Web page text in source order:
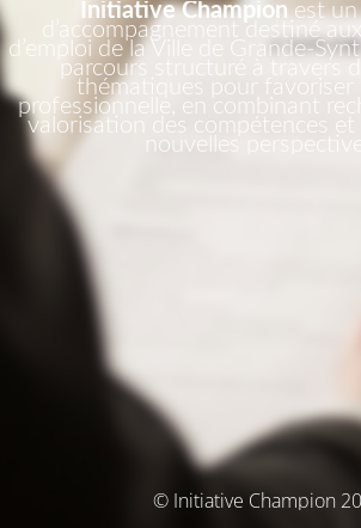
Initiative Championest un
d’accompagnement destiné
d’emploi de la Ville de Grande-
parcours structuré à travers
thématiques pour favoriser
professionnelle, en combinant
valorisation des compétences et
nouvelles
© Initiative Champion